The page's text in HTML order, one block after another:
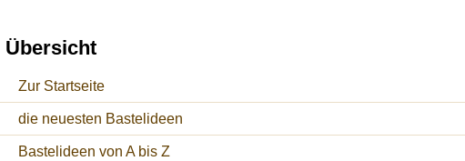
Übersicht
Zur Startseite
die neuesten Bastelideen
Bastelideen von A bis Z